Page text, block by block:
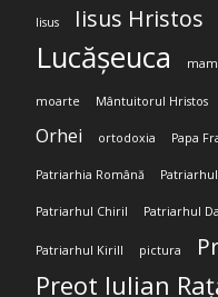
Iisus Iisus Hristos
Lucășeuca
moarte Mântuitorul Hristos
Orhei ortodoxia Papa
Patriarhia Română
Patriarhul Chiril Patriarhul
Patriarhul Kirill pictura
Preot Iulian